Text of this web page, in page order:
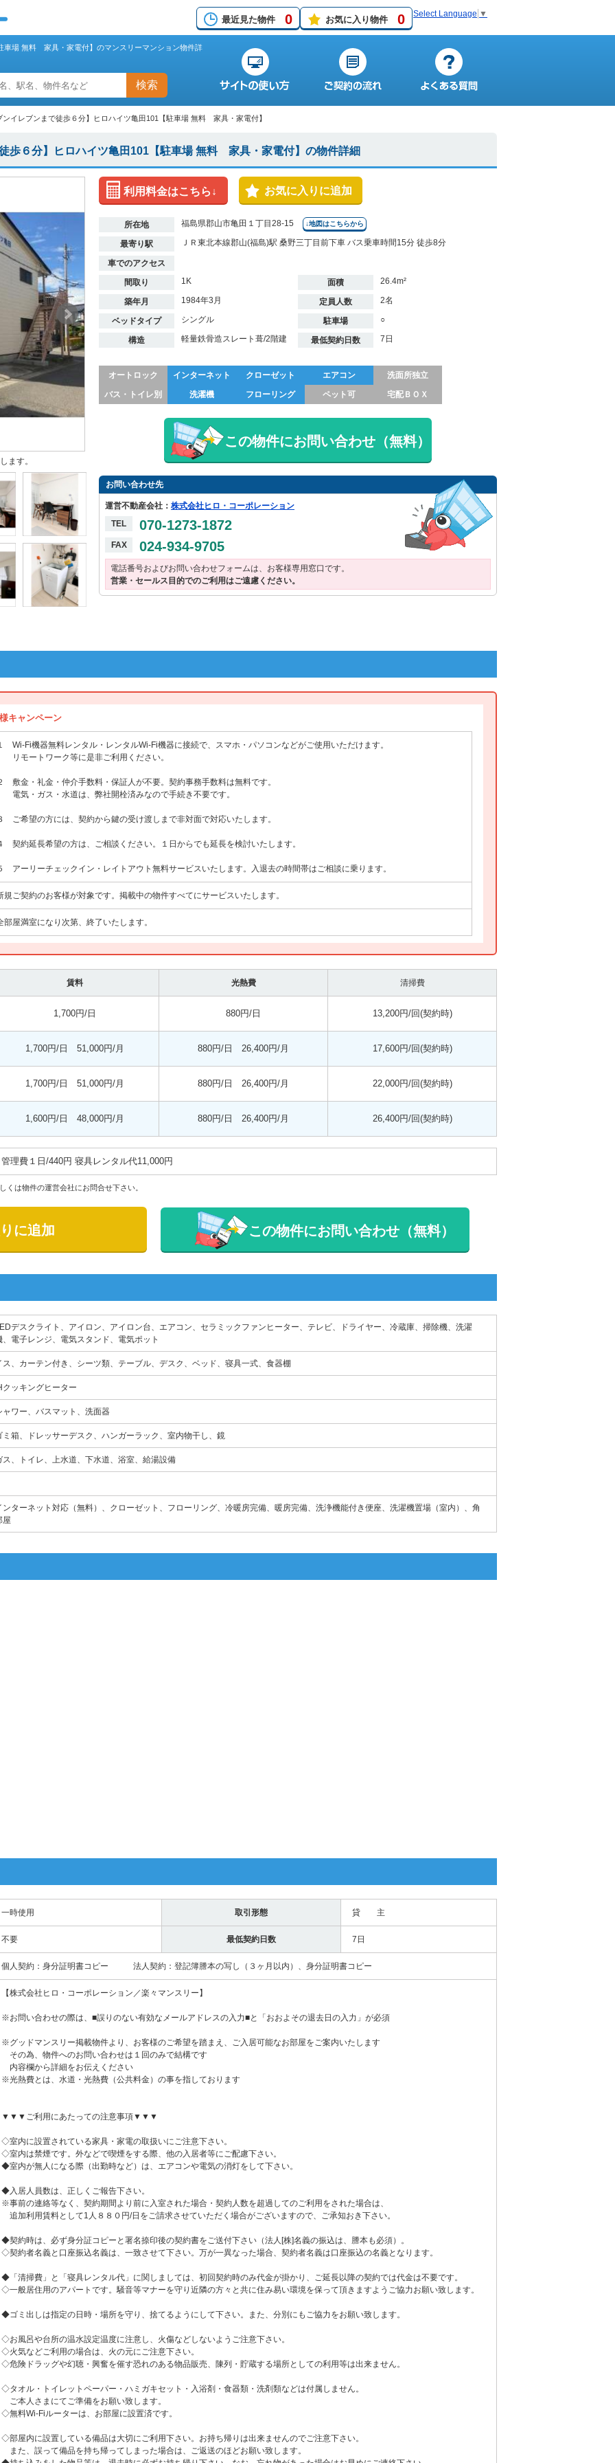
最近見た物件 0 お気に入り物件 0 Select Language ▼
車場 無料 家具・家電付】のマンスリーマンション物件詳
検索
ンイレブンまで徒歩６分】ヒロハイツ亀田101【駐車場 無料 家具・家電付】
歩６分】ヒロハイツ亀田101【駐車場 無料 家具・家電付】の物件詳細
ます。
利用料金はこちら↓ お気に入りに追加
所在地 福島県郡山市亀田１丁目28-15 ↓地図はこちらから
最寄り駅 ＪＲ東北本線郡山(福島)駅 桑野三丁目前下車 バス乗車時間15分 徒歩8分
車でのアクセス
間取り
1K 面積 26.4m²
築年月 1984年3月 定員人数 2名
ベッドタイプ シングル 駐車場 ○
構造 軽量鉄骨造スレート葺/2階建 最低契約日数 7日
オートロック インターネット クローゼット エアコン
洗面所独立
バス・トイレ別
洗濯機 フローリング ペット可 宅配ＢＯＸ
この物件にお問い合わせ（無料）
お問い合わせ先
運営不動産会社： 株式会社ヒロ・コーポレーション
TEL
070-1273-1872
FAX 024-934-9705
電話番号およびお問い合わせフォームは、お客様専用窓口です。
営業・セールス目的でのご利用はご遠慮ください。
キャンペーン
Wi-Fi機器無料レンタル・レンタルWi-Fi機器に接続で、スマホ・パソコンなどがご使用いただけます。
モートワーク等に是非ご利用ください。
敷金・礼金・仲介手数料・保証人が不要。契約事務手数料は無料です。
気・ガス・水道は、弊社開栓済みなので手続き不要です。
ご希望の方には、契約から鍵の受け渡しまで非対面で対応いたします。
契約延長希望の方は、ご相談ください。１日からでも延長を検討いたします。
アーリーチェックイン・レイトアウト無料サービスいたします。入退去の時間帯はご相談に乗ります。
規ご契約のお客様が対象です。掲載中の物件すべてにサービスいたします。
部屋満室になり次第、終了いたします。
賃料 光熱費 清掃費
1,700円/日 880円/日 13,200円/回(契約時)
1,700円/日 51,000円/月 880円/日 26,400円/月 17,600円/回(契約時)
1,700円/日 51,000円/月 880円/日 26,400円/月 22,000円/回(契約時)
1,600円/日 48,000円/月 880円/日 26,400円/月 26,400円/回(契約時)
管理費ㅤ１日/440円ㅤㅤ 寝具レンタル代ㅤ11,000円
くは物件の運営会社にお問合せ下さい。
に追加 この物件にお問い合わせ（無料）
デスクライト、アイロン、アイロン台、エアコン、セラミックファンヒーター、テレビ、ドライヤー、冷蔵庫、掃除機、洗濯
、電子レンジ、電気スタンド、電気ポット
ス、カーテン付き、シーツ類、テーブル、デスク、ベッド、寝具一式、食器棚
クッキングヒーター
ャワー、バスマット、洗面器
ミ箱、ドレッサーデスク、ハンガーラック、室内物干し、鏡
ス、トイレ、上水道、下水道、浴室、給湯設備
ンターネット対応（無料）、クローゼット、フローリング、冷暖房完備、暖房完備、洗浄機能付き便座、洗濯機置場（室内）、角
屋
一時使用 取引形態 貸 主
不要 最低契約日数 7日
個人契約：身分証明書コピー 法人契約：登記簿謄本の写し（３ヶ月以内）、身分証明書コピー
【株式会社ヒロ・コーポレーション／楽々マンスリー】
※お問い合わせの際は、■誤りのない有効なメールアドレスの入力■と「おおよその退去日の入力」が必須
※グッドマンスリー掲載物件より、お客様のご希望を踏まえ、ご入居可能なお部屋をご案内いたします
その為、物件へのお問い合わせは１回のみで結構です
内容欄から詳細をお伝えください
※光熱費とは、水道・光熱費（公共料金）の事を指しております
▼▼▼ご利用にあたっての注意事項▼▼▼
◇室内に設置されている家具・家電の取扱いにご注意下さい。
◇室内は禁煙です。外などで喫煙をする際、他の入居者等にご配慮下さい。
◆室内が無人になる際（出勤時など）は、エアコンや電気の消灯をして下さい。
◆入居人員数は、正しくご報告下さい。
※事前の連絡等なく、契約期間より前に入室された場合・契約人数を超過してのご利用をされた場合は、
追加利用賃料として1人８８０円/日をご請求させていただく場合がございますので、ご承知おき下さい。
◆契約時は、必ず身分証コピーと署名捺印後の契約書をご送付下さい（法人[株]名義の振込は、謄本も必須）。
◇契約者名義と口座振込名義は、一致させて下さい。万が一異なった場合、契約者名義は口座振込の名義となります。
◆「清掃費」と「寝具レンタル代」に関しましては、初回契約時のみ代金が掛かり、ご延長以降の契約では代金は不要です。
◇一般居住用のアパートです。騒音等マナーを守り近隣の方々と共に住み易い環境を保って頂きますようご協力お願い致します。
◆ゴミ出しは指定の日時・場所を守り、捨てるようにして下さい。また、分別にもご協力をお願い致します。
◇お風呂や台所の温水設定温度に注意し、火傷などしないようご注意下さい。
◇火気などご利用の場合は、火の元にご注意下さい。
◇危険ドラッグや幻聴・興奮を催す恐れのある物品販売、陳列・貯蔵する場所としての利用等は出来ません。
◇タオル・トイレットペーパー・ハミガキセット・入浴剤・食器類・洗剤類などは付属しません。
ご本人さまにてご準備をお願い致します。
◇無料Wi-Fiルーターは、お部屋に設置済です。
◇部屋内に設置している備品は大切にご利用下さい。お持ち帰りは出来ませんのでご注意下さい。
また、誤って備品を持ち帰ってしまった場合は、ご返送のほどお願い致します。